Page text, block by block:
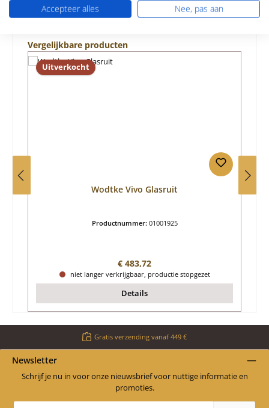
Productgalerij overslaan
Vergelijkbare producten
Uitverkocht
Wodtke Vivo Glasruit
Productnummer: 01001925
Normale prijs:
€ 483,72
niet langer verkrijgbaar, productie stopgezet
Details
Gratis verzending vanaf 449 €
Newsletter
Schrijf je nu in voor onze nieuwsbrief voor nuttige informatie en
promoties.
Accepteer alles Nee, pas aan